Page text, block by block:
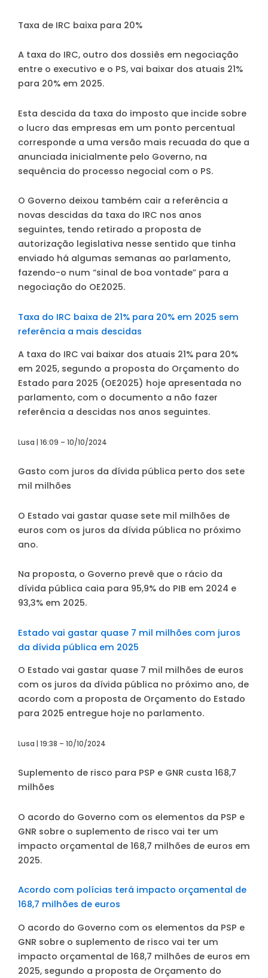
Taxa de IRC baixa para 20%
A taxa do IRC, outro dos dossiês em negociação
entre o executivo e o PS, vai baixar dos atuais 21%
para 20% em 2025.
Esta descida da taxa do imposto que incide sobre
o lucro das empresas em um ponto percentual
corresponde a uma versão mais recuada do que a
anunciada inicialmente pelo Governo, na
sequência do processo negocial com o PS.
O Governo deixou também cair a referência a
novas descidas da taxa do IRC nos anos
seguintes, tendo retirado a proposta de
autorização legislativa nesse sentido que tinha
enviado há algumas semanas ao parlamento,
fazendo-o num “sinal de boa vontade” para a
negociação do OE2025.
Taxa do IRC baixa de 21% para 20% em 2025 sem
referência a mais descidas
A taxa do IRC vai baixar dos atuais 21% para 20%
em 2025, segundo a proposta do Orçamento do
Estado para 2025 (OE2025) hoje apresentada no
parlamento, com o documento a não fazer
referência a descidas nos anos seguintes.
Lusa | 16:09 – 10/10/2024
Gasto com juros da dívida pública perto dos sete
mil milhões
O Estado vai gastar quase sete mil milhões de
euros com os juros da dívida pública no próximo
ano.
Na proposta, o Governo prevê que o rácio da
dívida pública caia para 95,9% do PIB em 2024 e
93,3% em 2025.
Estado vai gastar quase 7 mil milhões com juros
da dívida pública em 2025
O Estado vai gastar quase 7 mil milhões de euros
com os juros da dívida pública no próximo ano, de
acordo com a proposta de Orçamento do Estado
para 2025 entregue hoje no parlamento.
Lusa | 19:38 – 10/10/2024
Suplemento de risco para PSP e GNR custa 168,7
milhões
O acordo do Governo com os elementos da PSP e
GNR sobre o suplemento de risco vai ter um
impacto orçamental de 168,7 milhões de euros em
2025.
Acordo com polícias terá impacto orçamental de
168,7 milhões de euros
O acordo do Governo com os elementos da PSP e
GNR sobre o suplemento de risco vai ter um
impacto orçamental de 168,7 milhões de euros em
2025, segundo a proposta de Orçamento do